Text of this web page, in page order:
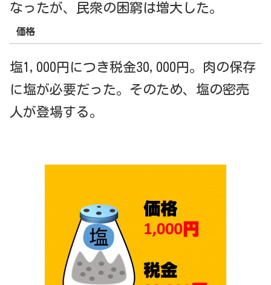
なったが、民衆の困窮は増大した。
価格
塩1,000円につき税金30,000円。肉の保存
に塩が必要だった。そのため、塩の密売
人が登場する。